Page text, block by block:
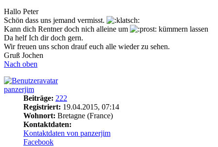
Hallo Peter
Schön dass uns jemand vermisst.
Kann dich Rentner doch nich alleine um
kümmern lassen
Da helf Ich dir doch gern.
Wir freuen uns schon drauf euch alle wieder zu sehen.
Gruß Jochen
Nach oben
panzerjim
Beiträge: 222
Registriert: 19.04.2015, 07:14
Wohnort: Bretagne (France)
Kontaktdaten:
Kontaktdaten von panzerjim
Facebook